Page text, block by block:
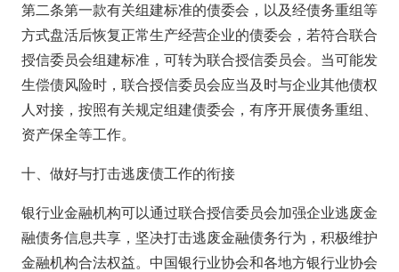
第二条第一款有关组建标准的债委会，以及经债务重组等
方式盘活后恢复正常生产经营企业的债委会，若符合联合
授信委员会组建标准，可转为联合授信委员会。当可能发
生偿债风险时，联合授信委员会应当及时与企业其他债权
人对接，按照有关规定组建债委会，有序开展债务重组、
资产保全等工作。
十、做好与打击逃废债工作的衔接
银行业金融机构可以通过联合授信委员会加强企业逃废金
融债务信息共享，坚决打击逃废金融债务行为，积极维护
金融机构合法权益。中国银行业协会和各地方银行业协会